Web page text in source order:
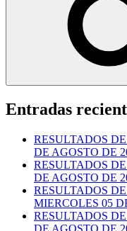
Entradas
RESULTADOS
DE AGOSTO DE
RESULTADOS
DE AGOSTO DE
RESULTADOS
MIERCOLES 05
RESULTADOS
DE AGOSTO DE